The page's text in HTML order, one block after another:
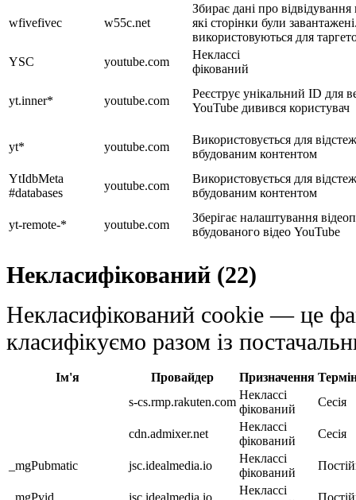
wfivefivec w55c.net
Збирає дані про
які сторінки були
використовуються для
YSC
youtube.com
Неклассі
фікований
yt.inner* youtube.com
Реєструє унікальний ID для
YouTube дивився користувач
yt* youtube.com
Використовується для
вбудованим контентом
YtIdbMeta
#databases
youtube.com
Використовується для
вбудованим контентом
yt-remote-* youtube.com
Зберігає налаштування
вбудованого відео YouTube
Некласифікований (22)
Некласифікований cookie — це
класифікуємо разом із
Ім'я Провайдер Призначення Термін
s-cs.rmp.rakuten.com
Неклассі
фікований
Сесія
cdn.admixer.net
Неклассі
фікований
Сесія
_mgPubmatic jsc.idealmedia.io
Неклассі
фікований
_mgPvid jsc.idealmedia.io
Неклассі